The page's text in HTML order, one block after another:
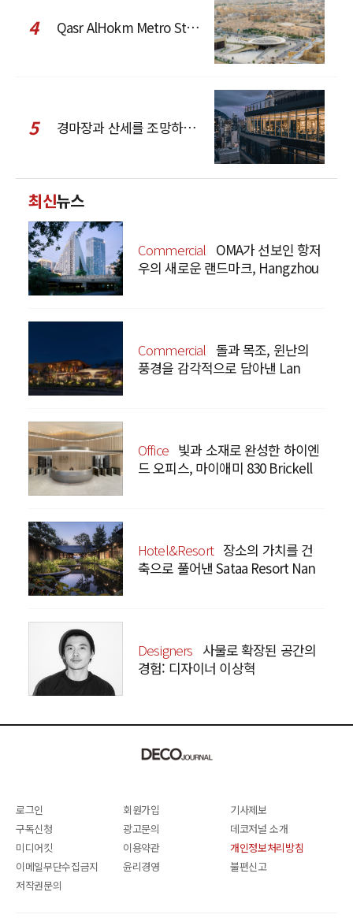
4 Qasr AlHokm Metro Station, 구도심과 현대 공공 인프라의 접점을 제안하다
5 경마장과 산세를 조망하는 CCD Hong Kong Creative Center
최신뉴스
Commercial OMA가 선보인 항저
우의 새로운 랜드마크, Hangzhou
Commercial 돌과 목조, 윈난의
풍경을 감각적으로 담아낸 Lan
Office 빛과 소재로 완성한 하이엔
드 오피스, 마이애미 830 Brickell
Hotel&Resort 장소의 가치를 건
축으로 풀어낸 Sataa Resort Nan
Designers 사물로 확장된 공간의
경험: 디자이너 이상혁
로그인 회원가입
기사제보
구독신청
광고문의
데코저널 소개
미디어킷
이용약관
개인정보처리방침
이메일무단수집금지
윤리경영
불편신고
저작권문의